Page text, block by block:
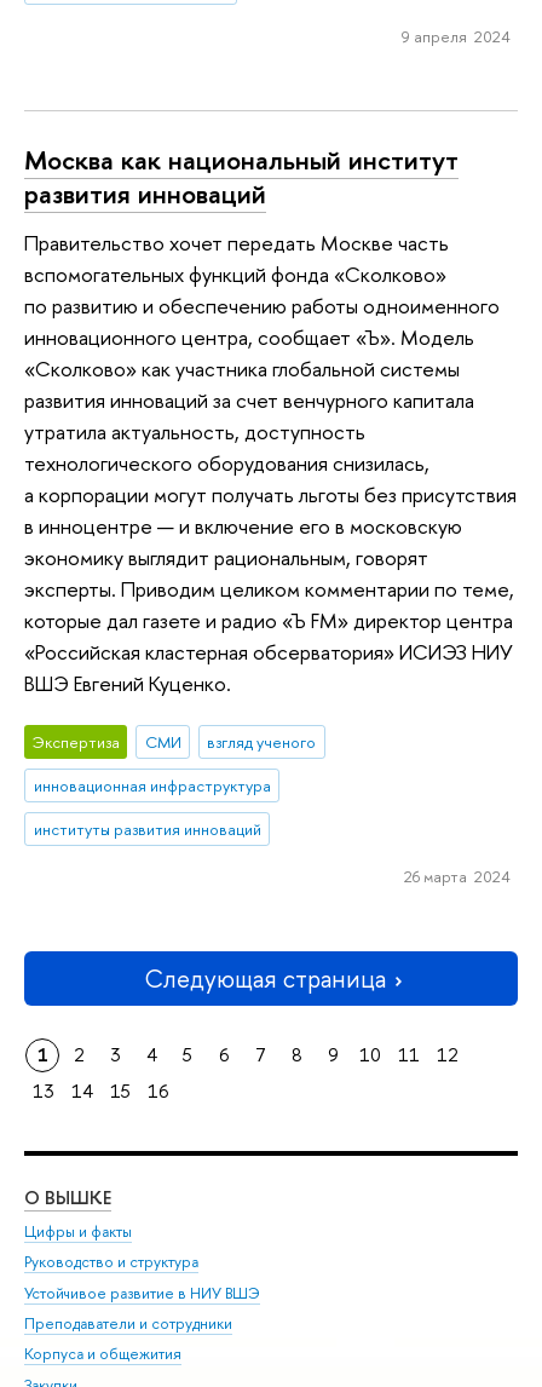
9 апреля 2024
Москва как национальный институт
развития инноваций
Правительство хочет передать Москве часть
вспомогательных функций фонда «Сколково»
по развитию и обеспечению работы одноименного
инновационного центра, сообщает «Ъ». Модель
«Сколково» как участника глобальной системы
развития инноваций за счет венчурного капитала
утратила актуальность, доступность
технологического оборудования снизилась,
а корпорации могут получать льготы без присутствия
в инноцентре — и включение его в московскую
экономику выглядит рациональным, говорят
эксперты. Приводим целиком комментарии по теме,
которые дал газете и радио «Ъ FM» директор центра
«Российская кластерная обсерватория» ИСИЭЗ НИУ
ВШЭ Евгений Куценко.
Экспертиза СМИ
взгляд ученого
инновационная инфраструктура
институты развития инноваций
26 марта 2024
Следующая страница
1 2 3 4 5 6 7 8 9 10 11
12
13
14 15 16
О ВЫШКЕ
Цифры и факты
Руководство и структура
Устойчивое развитие в НИУ ВШЭ
Преподаватели и сотрудники
Корпуса и общежития